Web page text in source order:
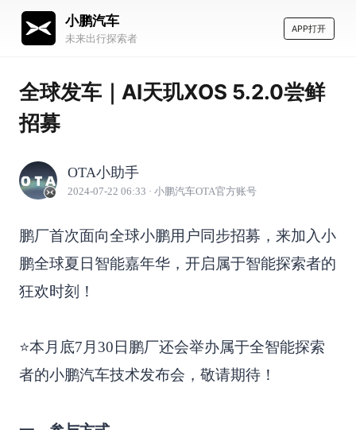
小鹏汽车
未来出行探索者
APP打开
全球发车｜AI天玑XOS 5.2.0尝鲜
招募
OTA小助手
2024-07-22 06:33 · 小鹏汽车OTA官方账号
鹏厂首次面向全球小鹏用户同步招募，来加入小
鹏全球夏日智能嘉年华，开启属于智能探索者的
狂欢时刻！
⭐️本月底7月30日鹏厂还会举办属于全智能探索
者的小鹏汽车技术发布会，敬请期待！